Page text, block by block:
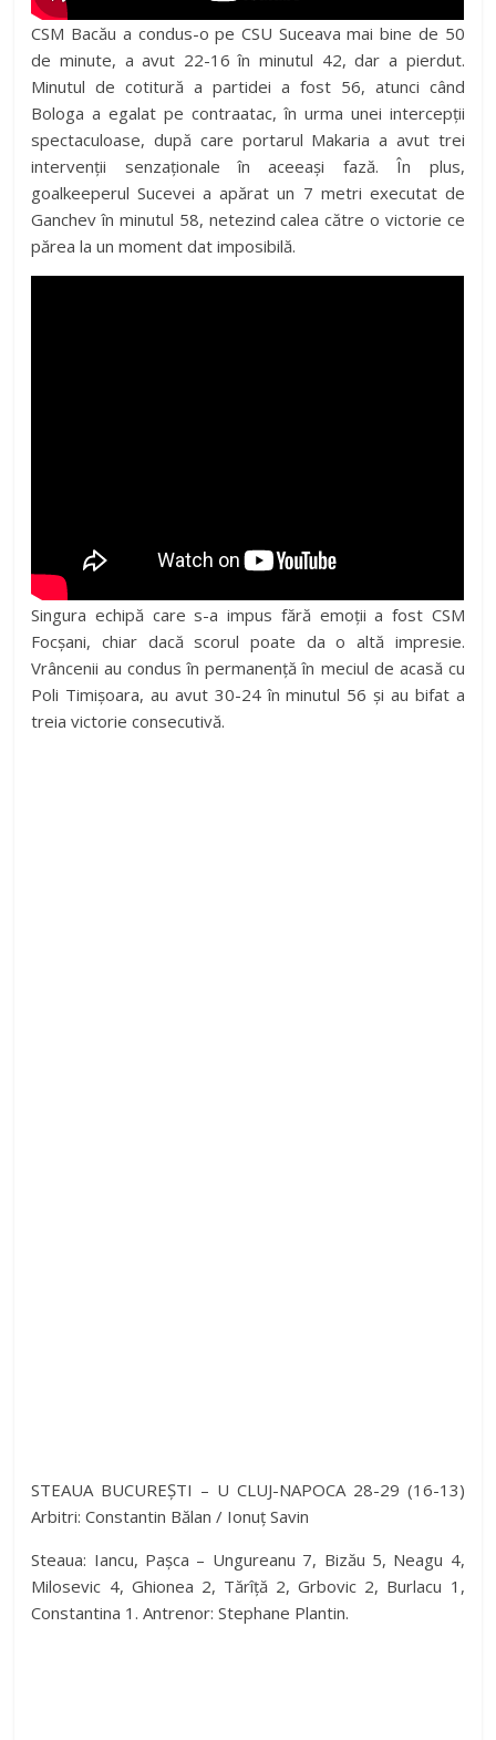
CSM Bacău a condus-o pe CSU Suceava mai bine de 50
de minute, a avut 22-16 în minutul 42, dar a pierdut.
Minutul de cotitură a partidei a fost 56, atunci când
Bologa a egalat pe contraatac, în urma unei intercepții
spectaculoase, după care portarul Makaria a avut trei
intervenții senzaționale în aceeași fază. În plus,
goalkeeperul Sucevei a apărat un 7 metri executat de
Ganchev în minutul 58, netezind calea către o victorie ce
părea la un moment dat imposibilă.
Singura echipă care s-a impus fără emoții a fost CSM
Focșani, chiar dacă scorul poate da o altă impresie.
Vrâncenii au condus în permanență în meciul de acasă cu
Poli Timișoara, au avut 30-24 în minutul 56 și au bifat a
treia victorie consecutivă.
STEAUA BUCUREȘTI – U CLUJ-NAPOCA 28-29 (16-13)
Arbitri: Constantin Bălan / Ionuț Savin
Steaua: Iancu, Pașca – Ungureanu 7, Bizău 5, Neagu 4,
Milosevic 4, Ghionea 2, Tărîță 2, Grbovic 2, Burlacu 1,
Constantina 1. Antrenor: Stephane Plantin.